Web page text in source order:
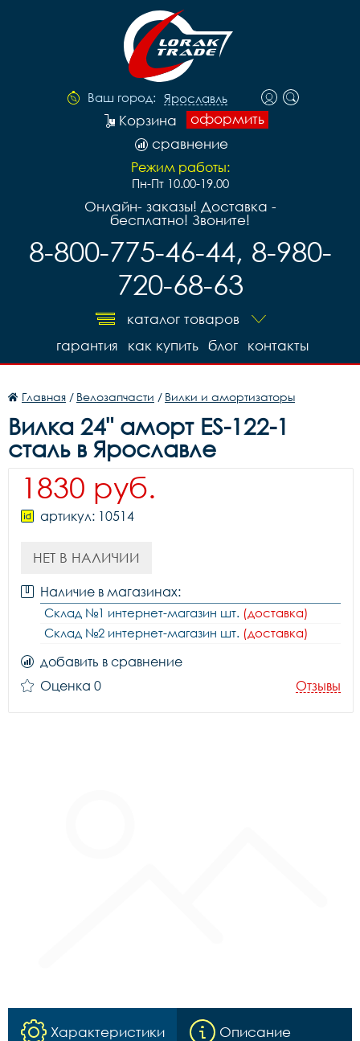
Ваш город: Ярославль
оформить
Корзина
сравнение
Режим работы:
Пн-Пт 10.00-19.00
Онлайн- заказы! Доставка -
бесплатно! Звоните!
8-800-775-46-44, 8-980-
720-68-63
каталог товаров
контакты
блог
как купить
гарантия
Главная / Велозапчасти / Вилки и амортизаторы
Вилка 24" аморт ES-122-1
сталь в Ярославле
1830 руб.
артикул: 10514
НЕТ В НАЛИЧИИ
Наличие в магазинах:
Склад №1 интернет-магазин шт. (доставка)
Склад №2 интернет-магазин шт. (доставка)
добавить в сравнение
Оценка 0
Отзывы
Характеристики Описание